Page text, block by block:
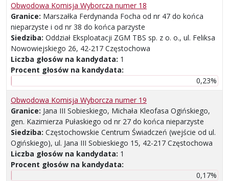
Obwodowa Komisja Wyborcza numer 18
Granice: Marszałka Ferdynanda Focha od nr 47 do końca
nieparzyste i od nr 38 do końca parzyste
Siedziba: Oddział Eksploatacji ZGM TBS sp. z o. o., ul. Feliksa
Nowowiejskiego 26, 42-217 Częstochowa
Liczba głosów na kandydata: 1
Procent głosów na kandydata:
0,23%
Obwodowa Komisja Wyborcza numer 19
Granice: Jana III Sobieskiego, Michała Kleofasa Ogińskiego,
gen. Kazimierza Pułaskiego od nr 27 do końca nieparzyste
Siedziba: Częstochowskie Centrum Świadczeń (wejście od ul.
Ogińskiego), ul. Jana III Sobieskiego 15, 42-217 Częstochowa
Liczba głosów na kandydata: 1
Procent głosów na kandydata:
0,17%